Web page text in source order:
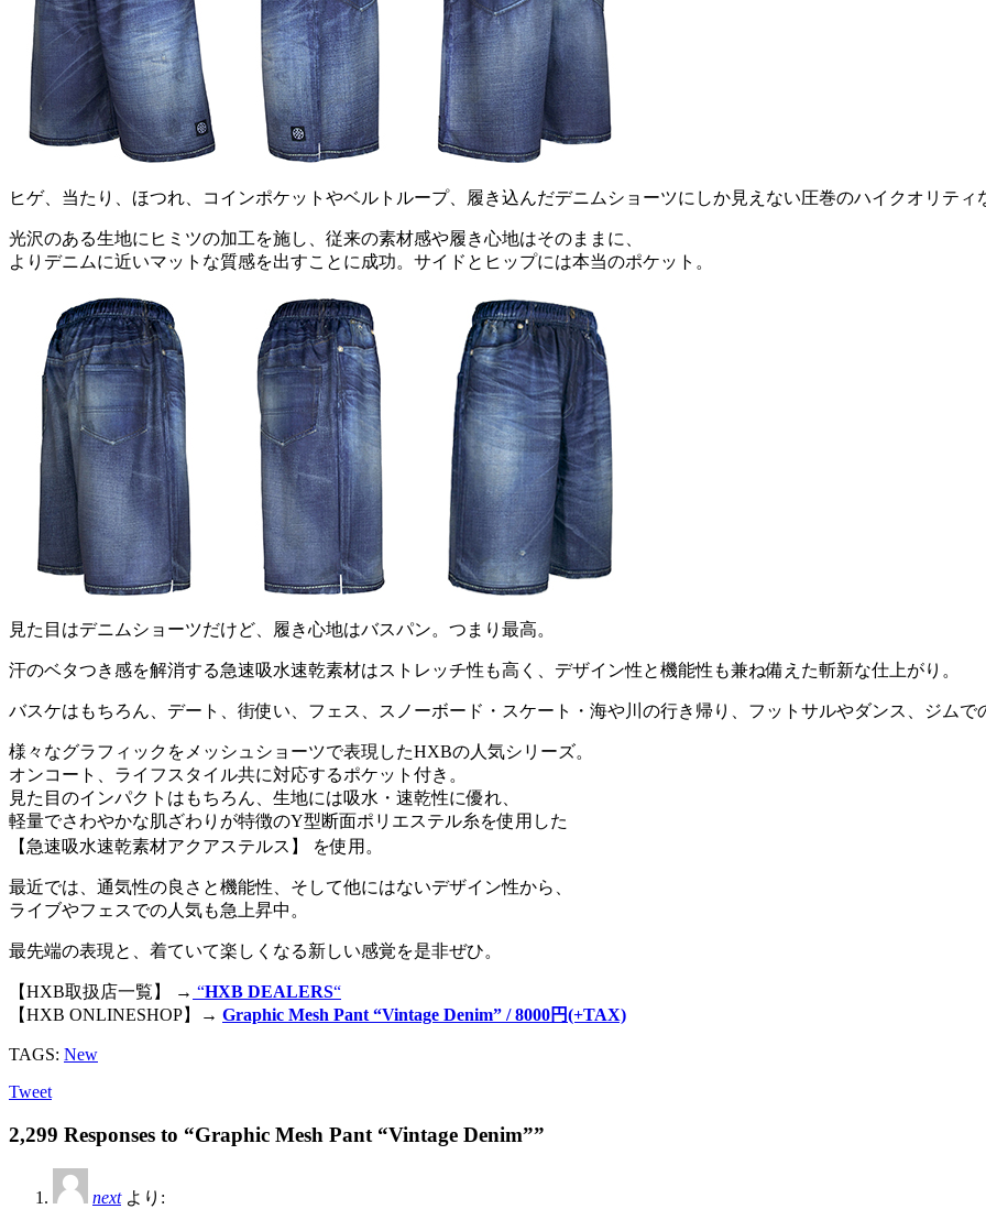
ヒゲ、当たり、ほつれ、コインポケットやベルトループ、履き込んだデニムショーツにしか見えない圧巻のハイクオリティ
光沢のある生地にヒミツの加工を施し、従来の素材感や履き心地はそのままに、
よりデニムに近いマットな質感を出すことに成功。サイドとヒップには本当のポケット。
見た目はデニムショーツだけど、履き心地はバスパン。つまり最高。
汗のベタつき感を解消する急速吸水速乾素材はストレッチ性も高く、デザイン性と機能性も兼ね備えた斬新な仕上がり。
バスケはもちろん、デート、街使い、フェス、スノーボード・スケート・海や川の行き帰り、フットサルやダンス、ジムで
様々なグラフィックをメッシュショーツで表現したHXBの人気シリーズ。
オンコート、ライフスタイル共に対応するポケット付き。
見た目のインパクトはもちろん、生地には吸水・速乾性に優れ、
軽量でさわやかな肌ざわりが特徴のY型断面ポリエステル糸を使用した
【急速吸水速乾素材アクアステルス】 を使用。
最近では、通気性の良さと機能性、そして他にはないデザイン性から、
ライブやフェスでの人気も急上昇中。
最先端の表現と、着ていて楽しくなる新しい感覚を是非ぜひ。
【HXB取扱店一覧】 → “HXB DEALERS“
【HXB ONLINESHOP】→ Graphic Mesh Pant “Vintage Denim” / 8000円(+TAX)
TAGS: New
Tweet
2,299 Responses to “Graphic Mesh Pant “Vintage Denim””
next より: